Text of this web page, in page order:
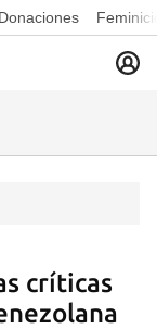
Donaciones
críticas